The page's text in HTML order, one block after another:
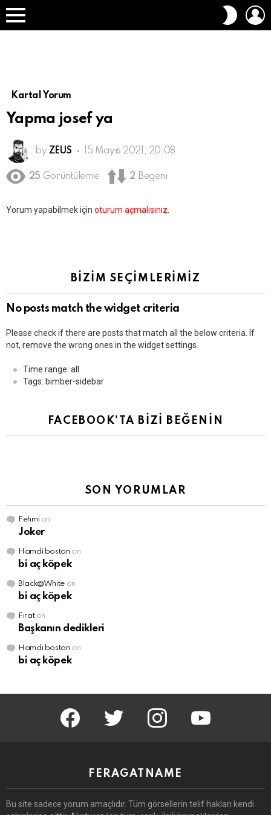
Menü
DIŞ
Kartal Yorum
Yapma josef ya
by ZEUS 15 Mayıs 2021, 20:08
25 Görüntüleme 2 Begeni
Bir
Yorum yapabilmek için oturum açmalısınız.
BİZİM SEÇİMLERİMİZ
No posts match the widget criteria
Please check if there are posts that match all the below criteria. If
not, remove the wrong ones in the widget settings.
Time range: all
Tags: bimber-sidebar
FACEBOOK’TA BİZİ BEĞENİN
SON YORUMLAR
Fehmi on
Joker
Hamdi bostan on
bi aç köpek
Black@White on
bi aç köpek
Firaton
Başkanın dedikleri
Hamdi bostan on
bi aç köpek
facebook twitter instagram youtube
FERAGATNAME
Bu site sadece yorum amaçlıdır. Tüm görsellerin telif hakları kendi